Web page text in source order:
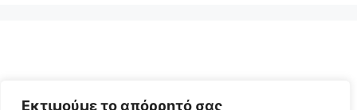
Εκτιμούμε το απόρρητό σας